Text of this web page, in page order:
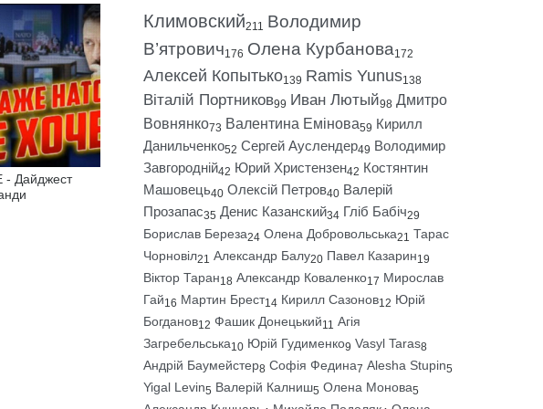
- Дайджест
Климовский211 Володимир
В’ятрович176 Олена Курбанова172
Алексей Копытько139 Ramis Yunus138
Віталій Портников99 Иван Лютый98 Дмитро
Вовнянко73 Валентина Емінова59 Кирилл
Данильченко52 Сергей Ауслендер49 Володимир
Завгородній42 Юрий Христензен42 Костянтин
Машовець40 Олексій Петров40 Валерій
Прозапас35 Денис Казанский34 Гліб Бабіч29
Борислав Береза24 Олена Добровольська21 Тарас
Чорновіл21 Александр Балу20 Павел Казарин19
Віктор Таран18 Александр Коваленко17 Мирослав
Гай16 Мартин Брест14 Кирилл Сазонов12 Юрій
Богданов12 Фашик Донецький11 Агія
Загребельська10 Юрій Гудименко9 Vasyl Taras8
Андрій Баумейстер8 Софія Федина7 Alesha Stupin5
Yigal Levin5 Валерій Калниш5 Олена Монова5